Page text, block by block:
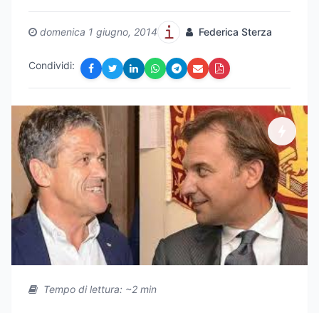
domenica 1 giugno, 2014 Federica Sterza
Condividi:
Tempo di lettura: ~2 min